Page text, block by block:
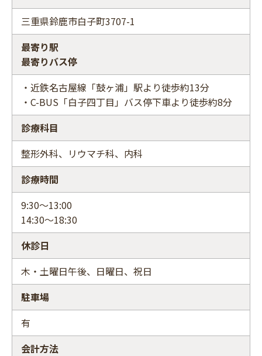
三重県鈴鹿市白子町3707-1
最寄り駅
最寄りバス停
・近鉄名古屋線「鼓ヶ浦」駅より徒歩約13分
・C-BUS「白子四丁目」バス停下車より徒歩約8分
診療科目
整形外科、リウマチ科、内科
診療時間
9:30～13:00
14:30～18:30
休診日
木・土曜日午後、日曜日、祝日
駐車場
有
会計方法